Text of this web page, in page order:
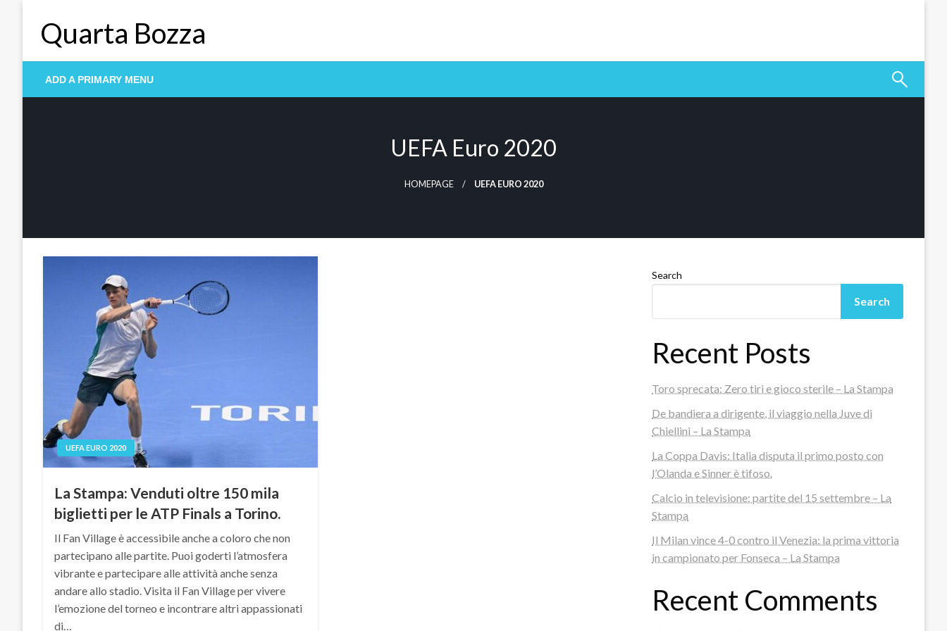
Quarta Bozza
ADD A PRIMARY MENU
UEFA Euro 2020
HOMEPAGE UEFA EURO 2020
UEFA EURO 2020
La Stampa: Venduti oltre 150 mila
biglietti per le ATP Finals a Torino.
Il Fan Village è accessibile anche a coloro che non
partecipano alle partite. Puoi goderti l’atmosfera
vibrante e partecipare alle attività anche senza
andare allo stadio. Visita il Fan Village per vivere
l’emozione del torneo e incontrare altri appassionati
di…
Search
Search
Recent Posts
Toro sprecata: Zero tiri e gioco sterile – La Stampa
De bandiera a dirigente, il viaggio nella Juve di
Chiellini – La Stampa
La Coppa Davis: Italia disputa il primo posto con
l’Olanda e Sinner è tifoso.
Calcio in televisione: partite del 15 settembre – La
Stampa
Il Milan vince 4-0 contro il Venezia: la prima vittoria
in campionato per Fonseca – La Stampa
Recent Comments